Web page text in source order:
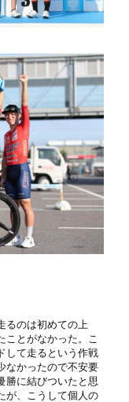
るのは初めての上
ことがなかった。こ
して走るという作戦
なかったので不安要
勝に結びついたと思
が、こうして個人の